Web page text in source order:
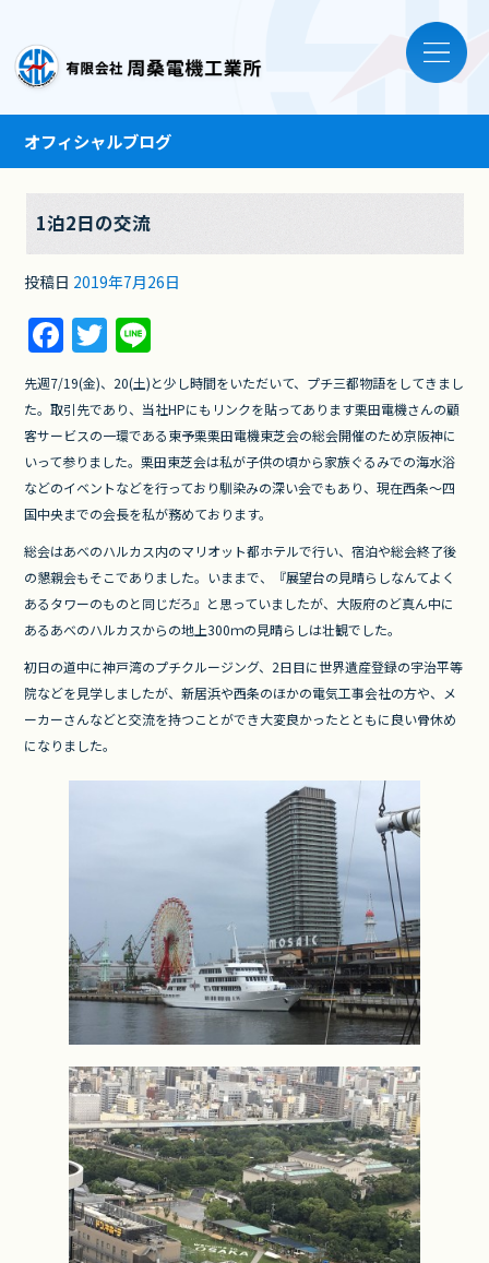
オフィシャルブログ
1泊2日の交流
投稿日 2019年7月26日
F
a
c
e
b
o
o
k
T
w
itt
er
n
e
先週7/19(金)、20(土)と少し時間をいただいて、プチ三都物語をしてきまし
た。取引先であり、当社HPにもリンクを貼ってあります栗田電機さんの顧
客サービスの一環である東予栗栗田電機東芝会の総会開催のため京阪神に
いって参りました。栗田東芝会は私が子供の頃から家族ぐるみでの海水浴
などのイベントなどを行っており馴染みの深い会でもあり、現在西条～四
国中央までの会長を私が務めております。
総会はあべのハルカス内のマリオット都ホテルで行い、宿泊や総会終了後
の懇親会もそこでありました。いままで、『展望台の見晴らしなんてよく
あるタワーのものと同じだろ』と思っていましたが、大阪府のど真ん中に
あるあべのハルカスからの地上300ｍの見晴らしは壮観でした。
初日の道中に神戸湾のプチクルージング、2日目に世界遺産登録の宇治平等
院などを見学しましたが、新居浜や西条のほかの電気工事会社の方や、メ
ーカーさんなどと交流を持つことができ大変良かったとともに良い骨休め
になりました。